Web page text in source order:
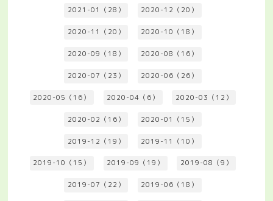
2021-01（28） 2020-12（20）
2020-11（20） 2020-10（18）
2020-09（18） 2020-08（16）
2020-07（23） 2020-06（26）
2020-05（16） 2020-04（6） 2020-03（12）
2020-02（16） 2020-01（15）
2019-12（19） 2019-11（10）
2019-10（15） 2019-09（19） 2019-08（9）
2019-07（22） 2019-06（18）